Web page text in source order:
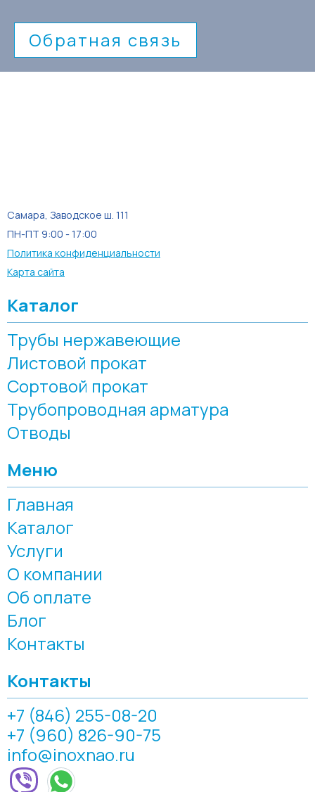
Обратная связь
Самара, Заводское ш. 111
ПН-ПТ 9:00 - 17:00
Политика конфиденциальности
Карта сайта
Каталог
Трубы нержавеющие
Листовой прокат
Сортовой прокат
Трубопроводная арматура
Отводы
Меню
Главная
Каталог
Услуги
О компании
Об оплате
Блог
Контакты
Контакты
+7 (846) 255-08-20
+7 (960) 826-90-75
info@inoxnao.ru